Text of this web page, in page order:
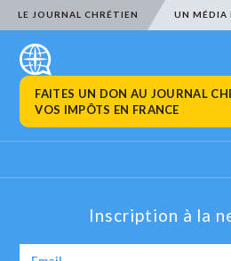
LE JOURNAL CHRÉTIEN UN MÉDIA
FAITES UN DON AU JOURNAL
VOS IMPÔTS EN FRANCE
Inscription à la